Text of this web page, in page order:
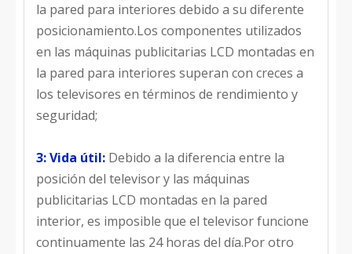
la pared para interiores debido a su diferente
posicionamiento.Los componentes utilizados
en las máquinas publicitarias LCD montadas en
la pared para interiores superan con creces a
los televisores en términos de rendimiento y
seguridad;
3: Vida útil: Debido a la diferencia entre la
posición del televisor y las máquinas
publicitarias LCD montadas en la pared
interior, es imposible que el televisor funcione
continuamente las 24 horas del día.Por otro